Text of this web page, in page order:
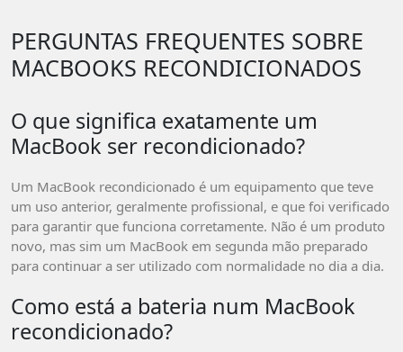
PERGUNTAS FREQUENTES SOBRE
MACBOOKS RECONDICIONADOS
O que significa exatamente um
MacBook ser recondicionado?
Um MacBook recondicionado é um equipamento que teve
um uso anterior, geralmente profissional, e que foi verificado
para garantir que funciona corretamente. Não é um produto
novo, mas sim um MacBook em segunda mão preparado
para continuar a ser utilizado com normalidade no dia a dia.
Como está a bateria num MacBook
recondicionado?